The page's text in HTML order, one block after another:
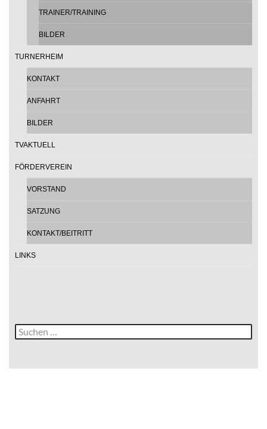
TRAINER/TRAINING
BILDER
TURNERHEIM
KONTAKT
ANFAHRT
BILDER
TVAKTUELL
FÖRDERVEREIN
VORSTAND
SATZUNG
KONTAKT/BEITRITT
LINKS
Suche
nach: